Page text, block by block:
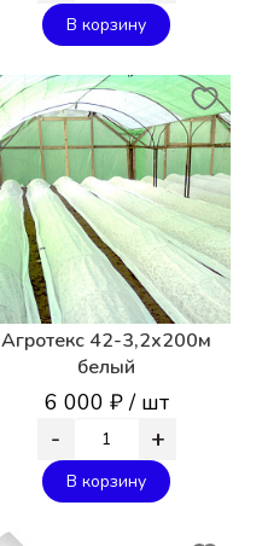
В корзину
Агротекс 42-3,2х200м
белый
6 000 ₽ / шт
- +
В корзину